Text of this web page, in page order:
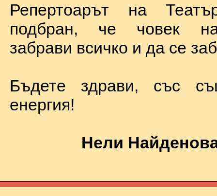
Репертоарът на
подбран, че човек
забрави всичко и да се
Бъдете здрави, със
енергия!
Нели